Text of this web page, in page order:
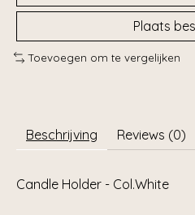
Plaats
Toevoegen om te vergelijken
Beschrijving Reviews (0)
Candle Holder - Col.White